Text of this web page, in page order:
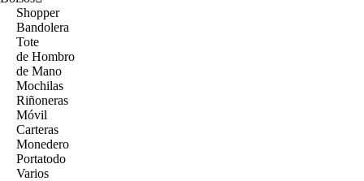
Shopper
Bandolera
Tote
de Hombro
de Mano
Mochilas
Riñoneras
Móvil
Carteras
Monedero
Portatodo
Varios